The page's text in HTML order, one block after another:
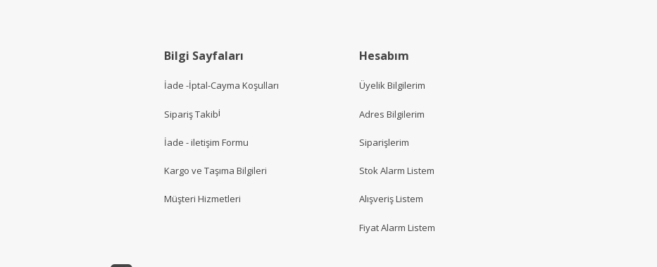
Bilgi Sayfaları
İade -İptal-Cayma Koşulları
Sipariş Takibi
İade - iletişim Formu
Kargo ve Taşıma Bilgileri
Müşteri Hizmetleri
Hesabım
Üyelik Bilgilerim
Adres Bilgilerim
Siparişlerim
Stok Alarm Listem
Alışveriş Listem
Fiyat Alarm Listem